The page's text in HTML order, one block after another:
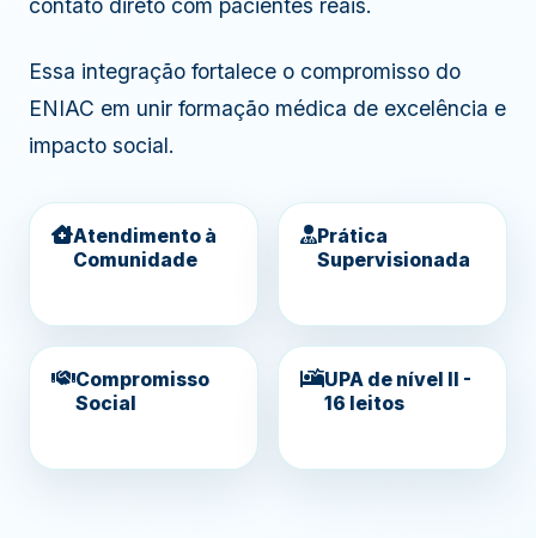
contato direto com pacientes reais.
Essa integração fortalece o compromisso do
ENIAC em unir formação médica de excelência e
impacto social.
Atendimento à
Comunidade
Prática
Supervisionada
Compromisso
Social
UPA de nível II -
16 leitos